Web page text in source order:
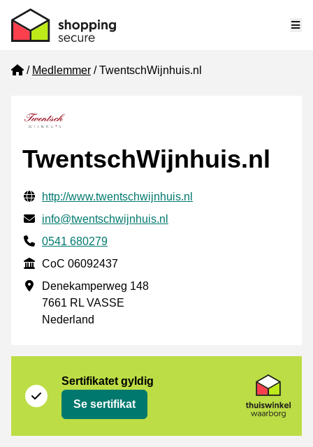
Home
Medlemmer TwentschWijnhuis.nl
TwentschWijnhuis.nl
Verifisert kontaktinformasjon
Website URL
http://www.twentschwijnhuis.nl
E-post
info@twentschwijnhuis.nl
Phone number
0541 680279
CoC
CoC 06092437
Forretningsadresse
Denekamperweg 148
7661 RL VASSE
Nederland
Sertifikatet gyldig
Se sertifikat